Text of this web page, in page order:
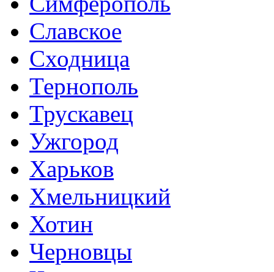
Славское
Сходница
Тернополь
Трускавец
Ужгород
Харьков
Хмельницкий
Хотин
Черновцы